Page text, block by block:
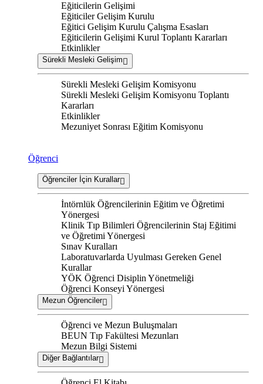
Eğiticilerin Gelişimi
Eğiticiler Gelişim Kurulu
Eğitici Gelişim Kurulu Çalışma Esasları
Eğiticilerin Gelişimi Kurul Toplantı Kararları
Etkinlikler
Sürekli Mesleki Gelişim
Sürekli Mesleki Gelişim Komisyonu
Sürekli Mesleki Gelişim Komisyonu Toplantı
Kararları
Etkinlikler
Mezuniyet Sonrası Eğitim Komisyonu
Öğrenci
Öğrenciler İçin Kurallar
İntörnlük Öğrencilerinin Eğitim ve Öğretimi
Yönergesi
Klinik Tıp Bilimleri Öğrencilerinin Staj Eğitimi
ve Öğretimi Yönergesi
Sınav Kuralları
Laboratuvarlarda Uyulması Gereken Genel
Kurallar
YÖK Öğrenci Disiplin Yönetmeliği
Öğrenci Konseyi Yönergesi
Mezun Öğrenciler
Öğrenci ve Mezun Buluşmaları
BEUN Tıp Fakültesi Mezunları
Mezun Bilgi Sistemi
Diğer Bağlantılar